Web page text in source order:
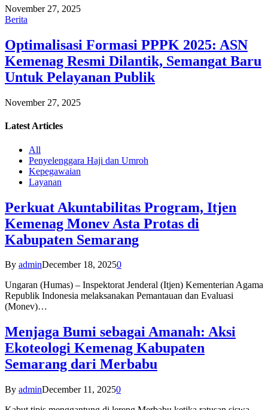
November 27, 2025
Berita
Optimalisasi Formasi PPPK 2025: ASN
Kemenag Resmi Dilantik, Semangat Baru
Untuk Pelayanan Publik
November 27, 2025
Latest Articles
All
Penyelenggara Haji dan Umroh
Kepegawaian
Layanan
Perkuat Akuntabilitas Program, Itjen
Kemenag Monev Asta Protas di
Kabupaten Semarang
By adminDecember 18, 20250
Ungaran (Humas) – Inspektorat Jenderal (Itjen) Kementerian Agama
Republik Indonesia melaksanakan Pemantauan dan Evaluasi
(Monev)…
Menjaga Bumi sebagai Amanah: Aksi
Ekoteologi Kemenag Kabupaten
Semarang dari Merbabu
By adminDecember 11, 20250